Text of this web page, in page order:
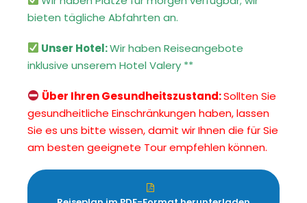
bieten tägliche Abfahrten an.
Unser Hotel:Wir haben Reiseangebote
inklusive unserem Hotel Valery **
Über Ihren Gesundheitszustand:Sollten Sie
gesundheitliche Einschränkungen haben, lassen
Sie es uns bitte wissen, damit wir Ihnen die für Sie
am besten geeignete Tour empfehlen können.